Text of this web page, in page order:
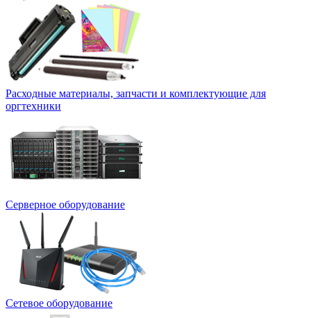
Расходные материалы, запчасти и комплектующие для
оргтехники
Серверное оборудование
Сетевое оборудование